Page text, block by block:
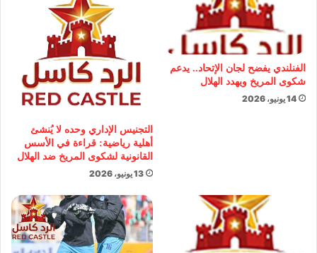
الفنلندي يفضح لجان الإتحاد.. يدعم
شكوى المريخ ويهدد الهلال
14 يونيو، 2026
التجنيس الإداري وحده لا يُنشئ
أهلية رياضية: قراءة في الأسس
القانونية لشكوى المريخ ضد الهلال
13 يونيو، 2026